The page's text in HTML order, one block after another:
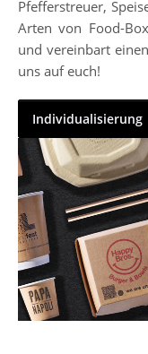
Pfefferstreuer,
Arten von Food-
und vereinbart
uns auf euch!
Individualisierung